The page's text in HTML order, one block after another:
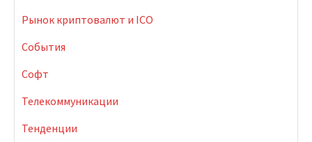
Рынок криптовалют и ICO
События
Софт
Телекоммуникации
Тенденции